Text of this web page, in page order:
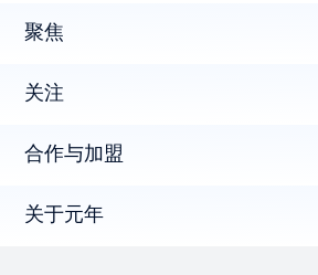
聚焦
关注
合作与加盟
关于元年